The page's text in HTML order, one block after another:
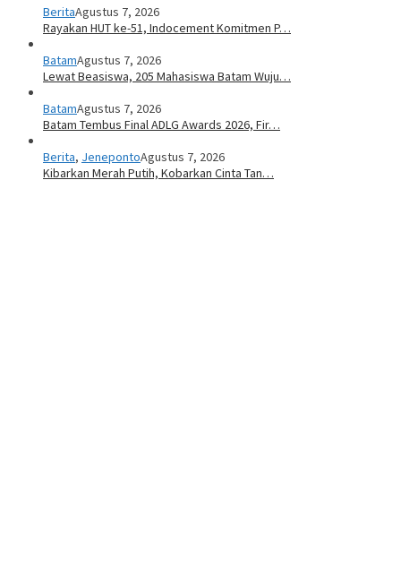
BeritaAgustus 7, 2026
Rayakan HUT ke-51, Indocement Komitmen P…
BatamAgustus 7, 2026
Lewat Beasiswa, 205 Mahasiswa Batam Wuju…
BatamAgustus 7, 2026
Batam Tembus Final ADLG Awards 2026, Fir…
Berita, JenepontoAgustus 7, 2026
Kibarkan Merah Putih, Kobarkan Cinta Tan…